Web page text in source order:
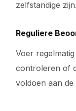
zelfstandige zijn.
Reguliere
Voer
controleren of
voldoen aan